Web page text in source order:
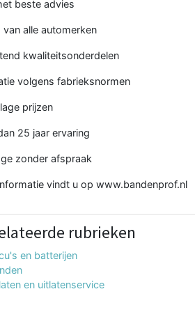
beste advies
van alle automerken
kwaliteitsonderdelen
volgens fabrieksnormen
prijzen
25 jaar ervaring
zonder afspraak
vindt u op www.bandenprof.nl
rubrieken
en batterijen
en uitlatenservice